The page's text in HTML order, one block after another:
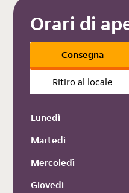
Orari di
Consegna
Ritiro al locale
Lunedì
Martedì
Mercoledì
Giovedì